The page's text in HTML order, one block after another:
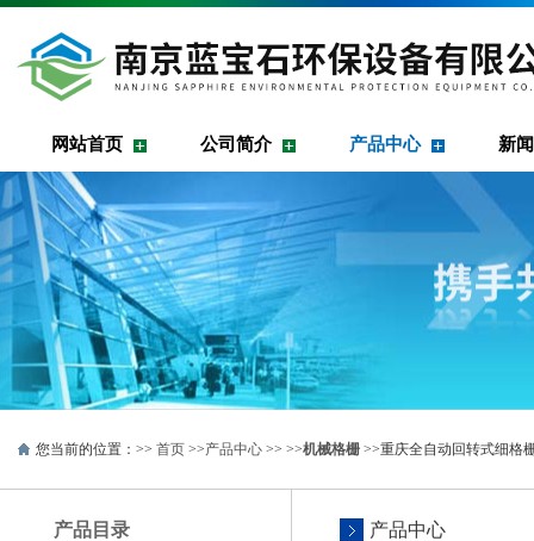
网站首页 公司简介 产品中心 新
您当前的位置：>> 首页 >>产品中心 >> >>机械格栅 >>重庆全自动回转式细格
产品目录 产品中心